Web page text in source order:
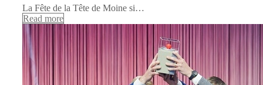
La Fête de la Tête de Moine si…
Read more